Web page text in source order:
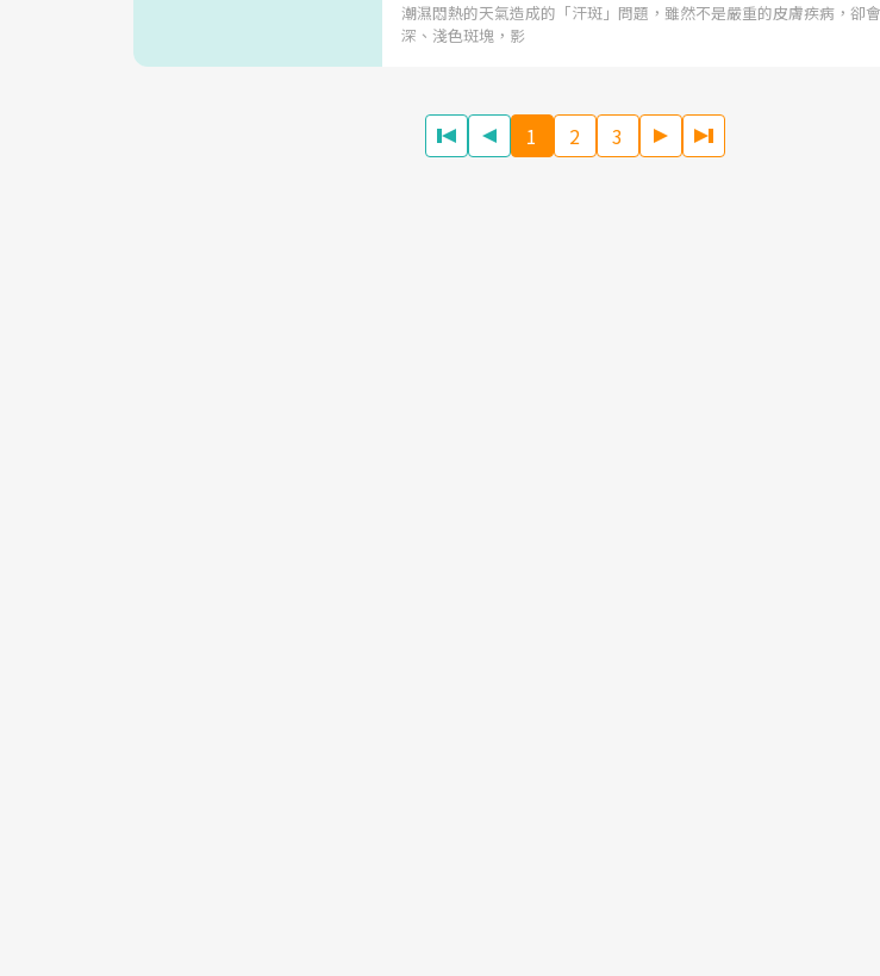
潮濕悶熱的天氣造成的「汗斑」問題，雖然不是嚴重的皮膚疾病，卻
深、淺色斑塊，影
1 2 3